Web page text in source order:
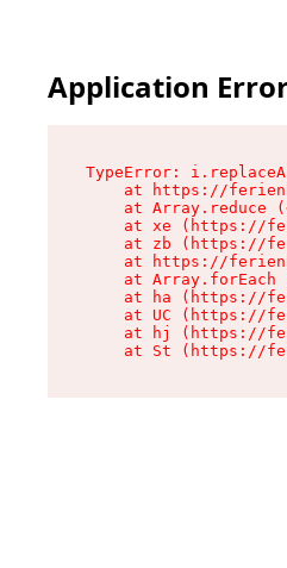
Application
TypeError:
at https://
at Array.reduce
at xe (https://
at zb (https://
at https://
at Array.forEach
at ha (https://
at UC (https://
at hj (https://
at St (https://